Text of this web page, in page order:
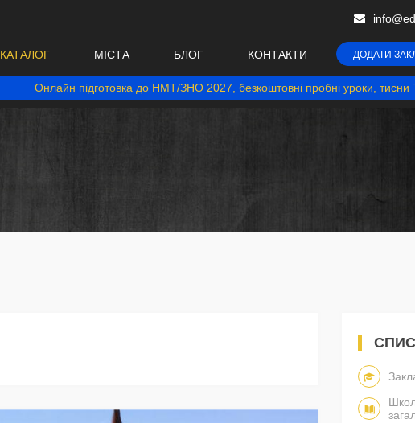
КАТАЛОГ МІСТА БЛОГ КОНТАКТИ ДОДАТИ
Онлайн підготовка до НМТ/ЗНО 2027, безкоштовні пробні уроки, тисни